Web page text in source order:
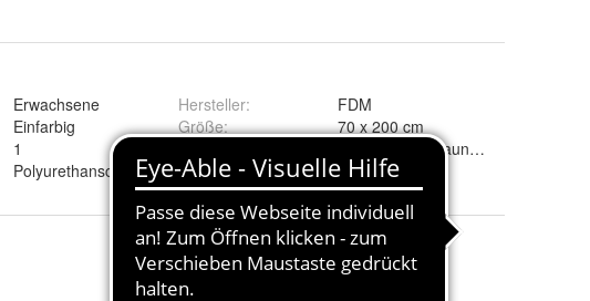
Erwachsene
Einfarbig
1
Polyurethanschaum
Hersteller:
FDM
Größe:
70 x 200 cm